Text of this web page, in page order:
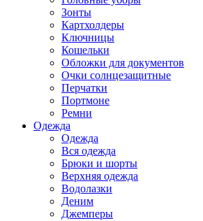
Зонты
Картхолдеры
Ключницы
Кошельки
Обложки для документов
Очки солнцезащитные
Перчатки
Портмоне
Ремни
Одежда
Одежда
Вся одежда
Брюки и шорты
Верхняя одежда
Водолазки
Деним
Джемперы